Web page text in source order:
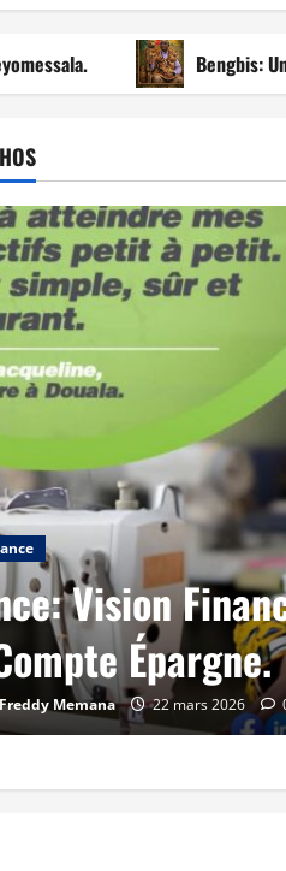
Bengbis: Une
Vision
Épargne.
Memana 22 mars 2026